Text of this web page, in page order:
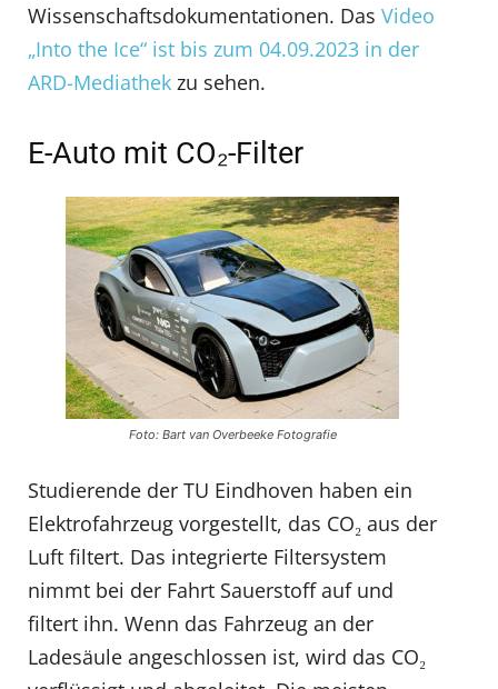
Wissenschaftsdokumentationen. Das Video
„Into the Ice“ ist bis zum 04.09.2023 in der
ARD-Mediathek zu sehen.
E-Auto mit CO₂-Filter
Foto: Bart van Overbeeke Fotografie
Studierende der TU Eindhoven haben ein
Elektrofahrzeug vorgestellt, das CO₂ aus der
Luft filtert. Das integrierte Filtersystem
nimmt bei der Fahrt Sauerstoff auf und
filtert ihn. Wenn das Fahrzeug an der
Ladesäule angeschlossen ist, wird das CO₂